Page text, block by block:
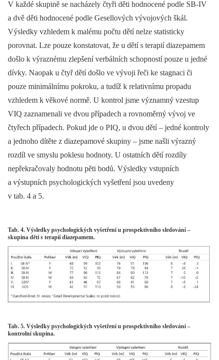
V každé skupině se nacházely čtyři děti hodnocené podle SB-IV
a dvě děti hodnocené podle Gesellových vývojových škál.
Výsledky vzhledem k malému počtu dětí nelze statisticky
porovnat. Lze pouze konstatovat, že u dětí s terapií diazepamem
došlo k výraznému zlepšení verbálních schopností pouze u jedné
dívky. Naopak u čtyř dětí došlo ve vývoji řeči ke stagnaci či
pouze minimálnímu pokroku, a tudíž k relativnímu propadu
vzhledem k věkové normě. U kontrol jsme významný vzestup
VIQ zaznamenali ve dvou případech a rovnoměrný vývoj ve
čtyřech případech. Pokud jde o PIQ, u dvou dětí –⁠ jedné kontroly
a jednoho dítěte z diazepamové skupiny –⁠ jsme našli výrazný
rozdíl ve smyslu poklesu hodnoty. U ostatních dětí rozdíly
nepřekračovaly hodnotu pěti bodů. Výsledky vstupních
a výstupních psychologických vyšetření jsou uvedeny
v tab. 4 a 5.
Tab. 4. Výsledky psychologických vyšetření u prospektivního sledování –
skupina dětí s terapií diazepamem.
Tab. 5. Výsledky psychologických vyšetření u prospektivního sledování –
kontrolní skupina.